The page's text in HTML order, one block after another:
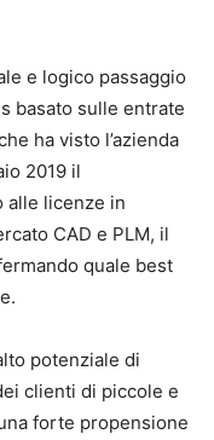
e logico passaggio
basato sulle entrate
ha visto l’azienda
2019 il
alle licenze in
CAD e PLM, il
quale best
potenziale di
clienti di piccole e
forte propensione